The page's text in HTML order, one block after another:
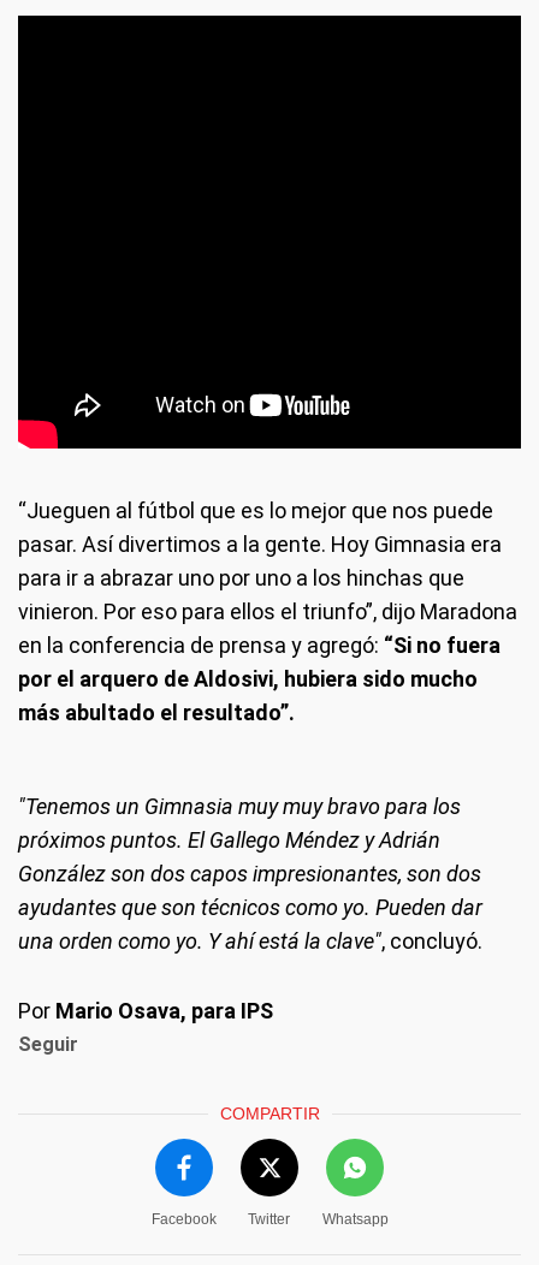
“Jueguen al fútbol que es lo mejor que nos puede
pasar. Así divertimos a la gente. Hoy Gimnasia era
para ir a abrazar uno por uno a los hinchas que
vinieron. Por eso para ellos el triunfo”, dijo Maradona
en la conferencia de prensa y agregó: “Si no fuera
por el arquero de Aldosivi, hubiera sido mucho
más abultado el resultado”.
"Tenemos un Gimnasia muy muy bravo para los
próximos puntos. El Gallego Méndez y Adrián
González son dos capos impresionantes, son dos
ayudantes que son técnicos como yo. Pueden dar
una orden como yo. Y ahí está la clave", concluyó.
Por Mario Osava, para IPS
Seguir
COMPARTIR
Facebook Twitter Whatsapp